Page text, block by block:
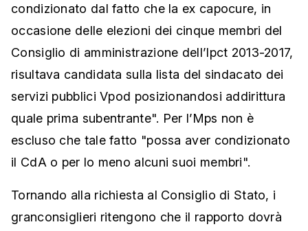
condizionato dal fatto che la ex capocure, in
occasione delle elezioni dei cinque membri del
Consiglio di amministrazione dell’Ipct 2013-2017,
risultava candidata sulla lista del sindacato dei
servizi pubblici Vpod posizionandosi addirittura
quale prima subentrante". Per l’Mps non è
escluso che tale fatto "possa aver condizionato
il CdA o per lo meno alcuni suoi membri".
Tornando alla richiesta al Consiglio di Stato, i
granconsiglieri ritengono che il rapporto dovrà